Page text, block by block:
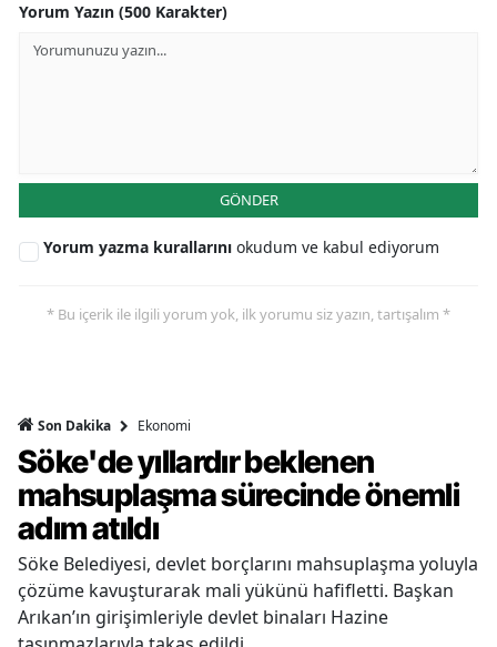
Yorum Yazın (500 Karakter)
GÖNDER
Yorum yazma kurallarını okudum ve kabul ediyorum
* Bu içerik ile ilgili yorum yok, ilk yorumu siz yazın, tartışalım *
Son Dakika Ekonomi
Söke'de yıllardır beklenen
mahsuplaşma sürecinde önemli
adım atıldı
Söke Belediyesi, devlet borçlarını mahsuplaşma yoluyla
çözüme kavuşturarak mali yükünü hafifletti. Başkan
Arıkan’ın girişimleriyle devlet binaları Hazine